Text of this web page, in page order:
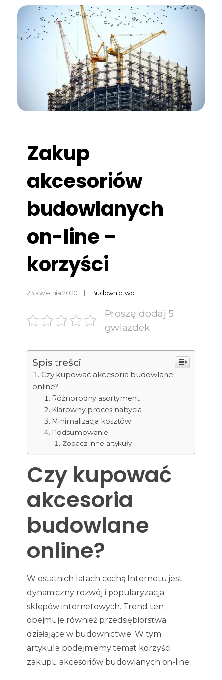
Zakup
akcesoriów
budowlanych
on-line –
korzyści
23 kwietnia 2020 Budownictwo
Proszę dodaj 5
gwiazdek
Spis treści
Czy kupować akcesoria budowlane
online?
Różnorodny asortyment
Klarowny proces nabycia
Minimalizacja kosztów
Podsumowanie
Zobacz inne artykuły
Czy kupować
akcesoria
budowlane
online?
W ostatnich latach cechą Internetu jest
dynamiczny rozwój i popularyzacja
sklepów internetowych. Trend ten
obejmuje również przedsiębiorstwa
działające w budownictwie. W tym
artykule podejmiemy temat korzyści
zakupu akcesoriów budowlanych on-line.